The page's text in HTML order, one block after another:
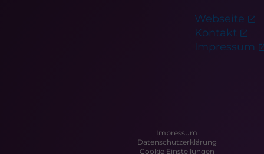
Webseite
Kontakt
Impressum
Impressum
Datenschutzerklärung
Cookie Einstellungen